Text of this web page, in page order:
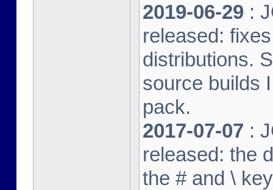
2019-06-29 :
released:
distributions.
source builds
pack.
2017-07-07 :
released: the
the # and \